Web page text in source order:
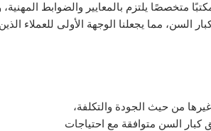
متخصصًا يلتزم بالمعايير والضوابط المهنية،
السن، مما يجعلنا الوجهة الأولى للعملاء
من حيث الجودة والتكلفة،
السن متوافقة مع احتياجات